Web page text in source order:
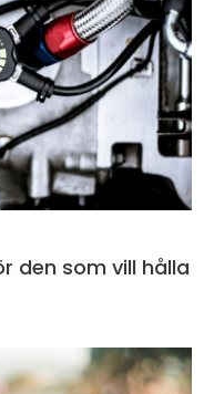
den som vill hålla